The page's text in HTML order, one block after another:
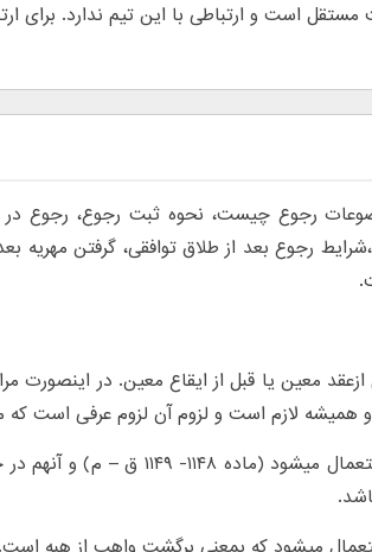
و ارتباطی با این تیم ندارد. برای
رجوع چیست، نحوه ثبت رجوع، رجوع در
رجوع بعد از طلاق توافقی، گرفتن مهریه
معین یا قبل از ایقاع معین. در
همیشه لازم است و لزوم آن لزوم عرفى است که
ب- درخصوص طلاق استعمال میشود